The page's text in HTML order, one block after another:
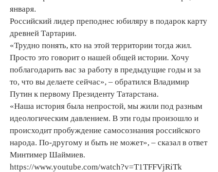
января.
Российский лидер преподнес юбиляру в подарок карту
древней Тартарии.
«Трудно понять, кто на этой территории тогда жил.
Просто это говорит о нашей общей истории. Хочу
поблагодарить вас за работу в предыдущие годы и за
то, что вы делаете сейчас», – обратился Владимир
Путин к первому Президенту Татарстана.
«Наша история была непростой, мы жили под разным
идеологическим давлением. В эти годы произошло и
происходит пробуждение самосознания российского
народа. По-другому и быть не может», – сказал в ответ
Минтимер Шаймиев.
https://www.youtube.com/watch?v=T1TFFVjRiTk